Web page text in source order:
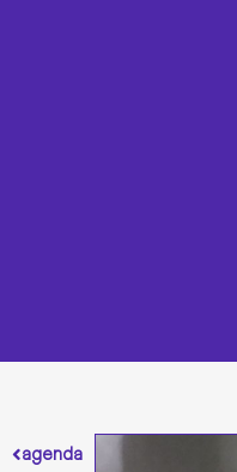
agenda